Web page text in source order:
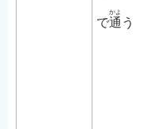
で通
かよ
う